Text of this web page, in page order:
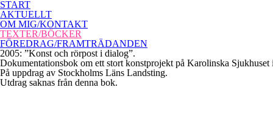
START
AKTUELLT
OM MIG/KONTAKT
TEXTER/BÖCKER
FÖREDRAG/FRAMTRÄDANDEN
2005: ”Konst och rörpost i dialog”.
Dokumentationsbok om ett stort konstprojekt på Karolinska Sjukhuset
På uppdrag av Stockholms Läns Landsting.
Utdrag saknas från denna bok.